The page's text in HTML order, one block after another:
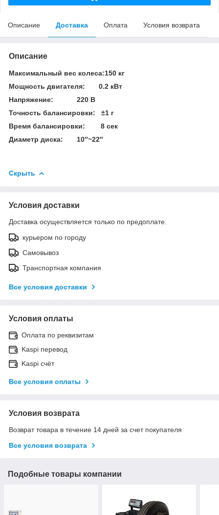
Описание Доставка Оплата Условия возврата
Описание
Максимальный вес колеса:150 кг
Мощность двигателя: 0.2 кВт
Напряжение: 220 В
Точность балансировки: ±1 г
Время балансировки: 8 сек
Диаметр диска: 10″~22″
Скрыть
Условия доставки
Доставка осуществляется только по предоплате.
курьером по городу
Самовывоз
Транспортная компания
Все условия доставки
Условия оплаты
Оплата по реквизитам
Kaspi перевод
Kaspi счёт
Все условия оплаты
Условия возврата
Возврат товара в течение 14 дней за счет покупателя
Все условия возврата
Подобные товары компании